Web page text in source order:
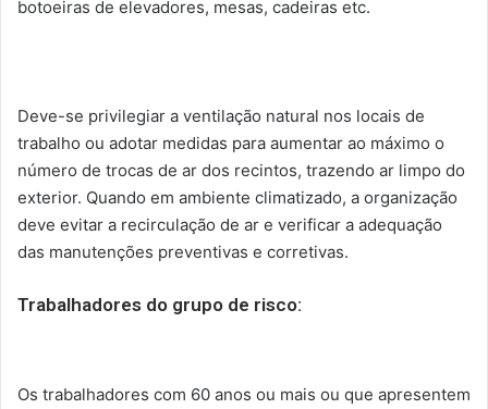
botoeiras de elevadores, mesas, cadeiras etc.
Deve-se privilegiar a ventilação natural nos locais de
trabalho ou adotar medidas para aumentar ao máximo o
número de trocas de ar dos recintos, trazendo ar limpo do
exterior. Quando em ambiente climatizado, a organização
deve evitar a recirculação de ar e verificar a adequação
das manutenções preventivas e corretivas.
Trabalhadores do grupo de risco:
Os trabalhadores com 60 anos ou mais ou que apresentem